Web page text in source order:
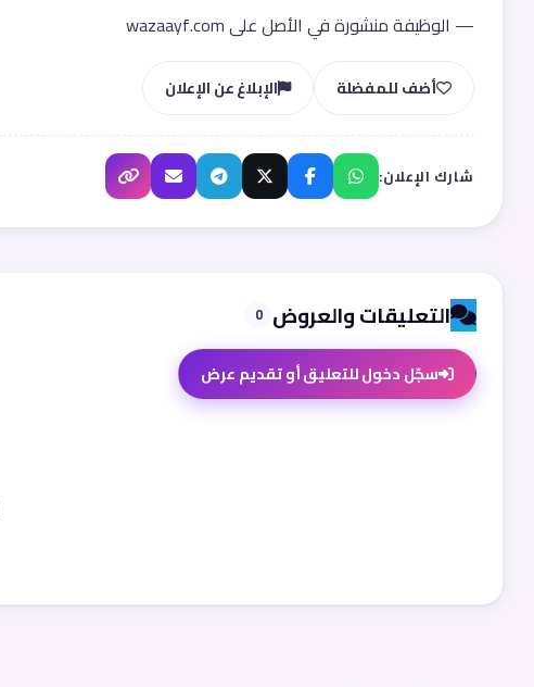
— الوظيفة منشورة في الأصل على wazaayf.com
أضف للمفضلة الإبلاغ عن الإعلان
شارك الإعلان:
التعليقات والعروض 0
سجّل دخول للتعليق أو تقديم عرض